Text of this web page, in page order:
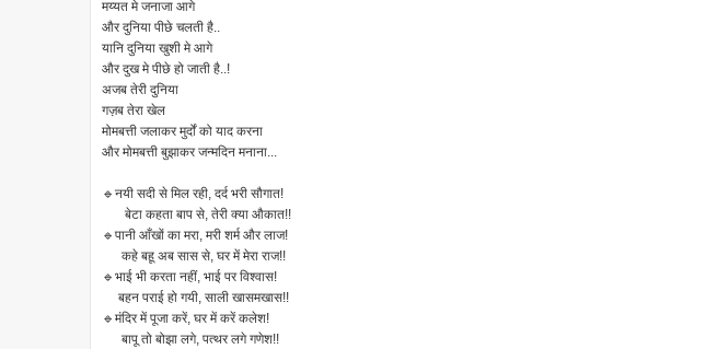
मय्यत मे जनाजा आगे
और दुनिया पीछे चलती है..
यानि दुनिया खुशी मे आगे
और दुख मे पीछे हो जाती है..!
अजब तेरी दुनिया
गज़ब तेरा खेल
मोमबत्ती जलाकर मुर्दों को याद करना
और मोमबत्ती बुझाकर जन्मदिन मनाना...
🔹नयी सदी से मिल रही, दर्द भरी सौगात!
बेटा कहता बाप से, तेरी क्या औकात!!
🔹पानी आँखों का मरा, मरी शर्म और लाज!
कहे बहू अब सास से, घर में मेरा राज!!
🔹भाई भी करता नहीं, भाई पर विश्वास!
बहन पराई हो गयी, साली खासमखास!!
🔹मंदिर में पूजा करें, घर में करें कलेश!
बापू तो बोझा लगे, पत्थर लगे गणेश!!